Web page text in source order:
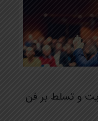
و تسلط بر فن